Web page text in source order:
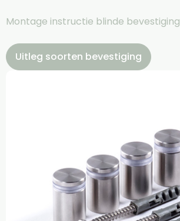
Montage instructie blinde bevestiging
Uitleg soorten bevestiging